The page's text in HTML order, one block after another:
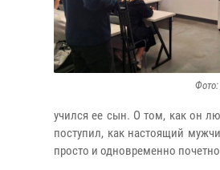
Фото:
учился ее сын. О том, как он
поступил, как настоящий
просто и одновременно